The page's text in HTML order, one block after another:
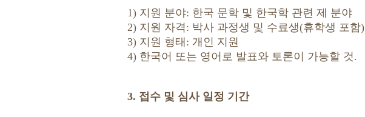
1) 지원 분야: 한국 문학 및 한국학 관련 제 분야
2) 지원 자격: 박사 과정생 및 수료생(휴학생 포함)
3) 지원 형태: 개인 지원
4) 한국어 또는 영어로 발표와 토론이 가능할 것.
3. 접수 및 심사 일정 기간